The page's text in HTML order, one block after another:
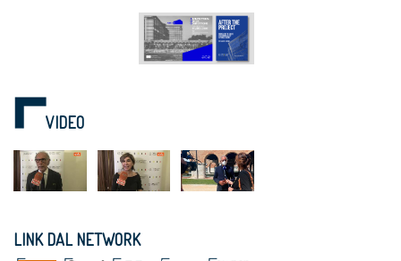
VIDEO
LINK DAL NETWORK